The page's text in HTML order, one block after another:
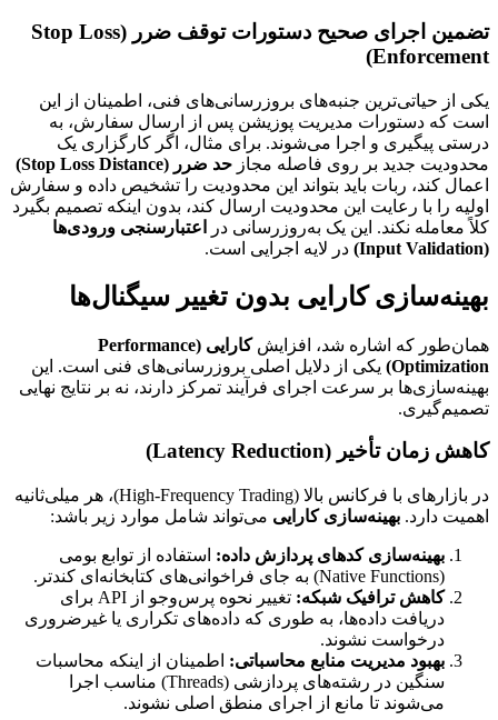
تضمین اجرای صحیح دستورات توقف ضرر (Stop Loss
Enforcement)
یکی از حیاتی‌ترین جنبه‌های بروزرسانی‌های فنی، اطمینان از این
است که دستورات مدیریت پوزیشن پس از ارسال سفارش، به
درستی پیگیری و اجرا می‌شوند. برای مثال، اگر کارگزاری یک
محدودیت جدید بر روی فاصله مجاز حد ضرر (Stop Loss Distance)
اعمال کند، ربات باید بتواند این محدودیت را تشخیص داده و سفارش
اولیه را با رعایت این محدودیت ارسال کند، بدون اینکه تصمیم بگیرد
کلاً معامله نکند. این یک به‌روزرسانی در
اعتبارسنجی ورودی‌ها
(Input Validation)
در لایه اجرایی است.
بهینه‌سازی کارایی بدون تغییر سیگنال‌ها
همان‌طور که اشاره شد، افزایش
کارایی (Performance
Optimization) یکی از دلایل اصلی بروزرسانی‌های فنی است. این
بهینه‌سازی‌ها بر سرعت اجرای فرآیند تمرکز دارند، نه بر نتایج نهایی
تصمیم‌گیری.
کاهش زمان تأخیر (Latency Reduction)
در بازارهای با فرکانس بالا (High-Frequency Trading)، هر میلی‌ثانیه
اهمیت دارد. بهینه‌سازی کارایی می‌تواند شامل موارد زیر باشد:
بهینه‌سازی کدهای پردازش داده: استفاده از توابع بومی
(Native Functions) به جای فراخوانی‌های کتابخانه‌ای کندتر.
کاهش ترافیک شبکه:
تغییر نحوه پرس‌وجو از API برای
دریافت داده‌ها، به طوری که داده‌های تکراری یا غیرضروری
درخواست نشوند.
بهبود مدیریت منابع محاسباتی: اطمینان از اینکه محاسبات
سنگین در رشته‌های پردازشی (Threads) مناسب اجرا
می‌شوند تا مانع از اجرای منطق اصلی نشوند.